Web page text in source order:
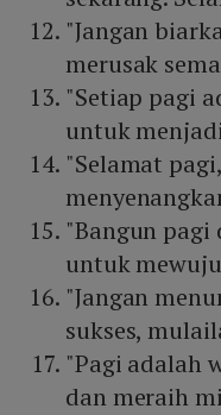
"Jangan
merusak
"Setiap pagi
untuk
"Selamat
"Bangun pagi
untuk
"Jangan
sukses,
"Pagi adalah
dan meraih